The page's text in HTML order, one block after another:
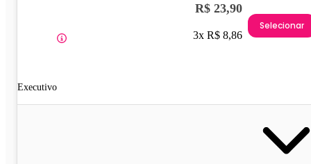
Executivo
R$ 23,90
3x R$ 8,86
Selecionar